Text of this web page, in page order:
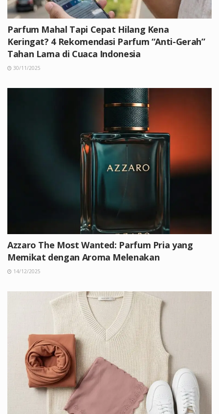
Parfum Mahal Tapi Cepat Hilang Kena
Keringat? 4 Rekomendasi Parfum “Anti-Gerah”
Tahan Lama di Cuaca Indonesia
30/11/2025
Azzaro The Most Wanted: Parfum Pria yang
Memikat dengan Aroma Melenakan
14/12/2025